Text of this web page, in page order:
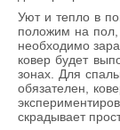
Уют и тепло в
положим на пол,
необходимо
ковер будет
зонах. Для
обязателен,
скрадывает